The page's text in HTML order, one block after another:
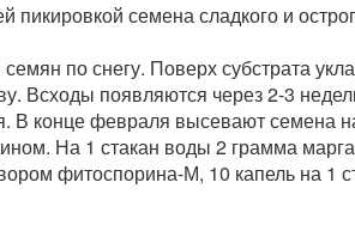
семена сладкого и
по снегу. Поверх субстрата
Всходы появляются через 2-3
конце февраля высевают семена
На 1 стакан воды 2 грамма
фитоспорина-М, 10 капель на 1